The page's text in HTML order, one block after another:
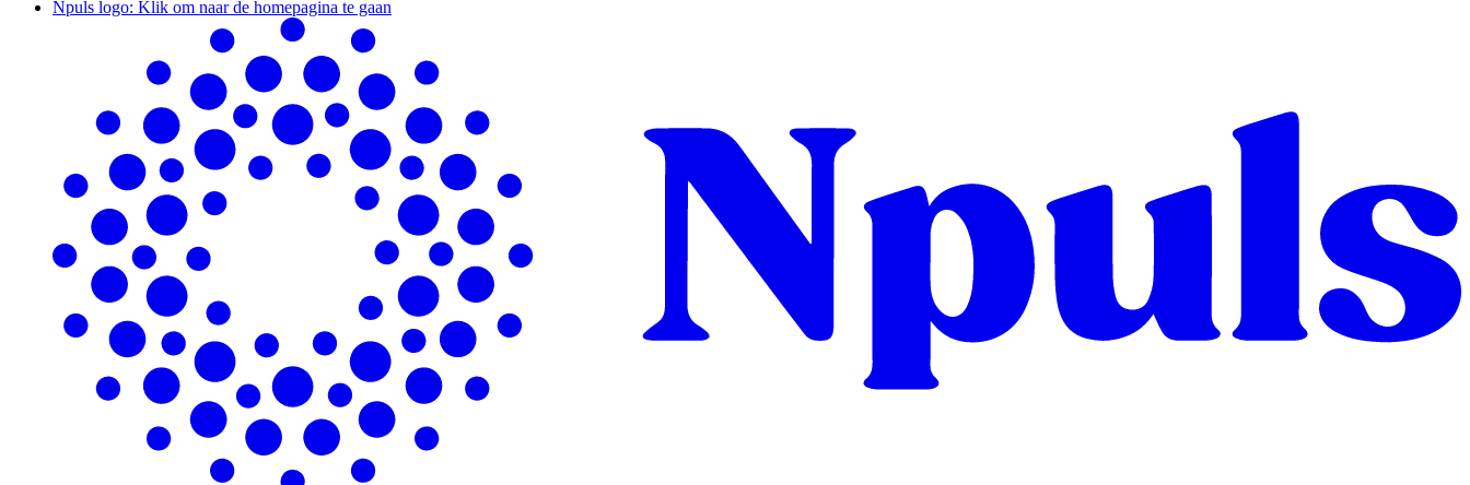
Npuls logo: Klik om naar de homepagina te gaan